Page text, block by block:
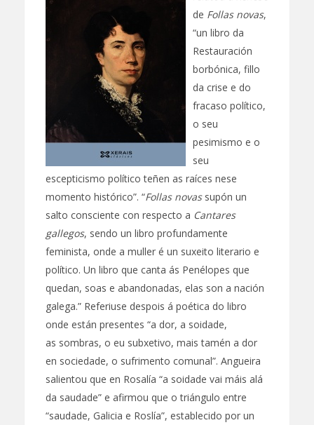
de Follas novas,
“un libro da
Restauración
borbónica, fillo
da crise e do
fracaso político,
o seu
pesimismo e o
seu
escepticismo político teñen as raíces nese
momento histórico”. “Follas novassupón un
salto consciente con respecto a Cantares
gallegos, sendo un libro profundamente
feminista, onde a muller é un suxeito literario e
político. Un libro que canta ás Penélopes que
quedan, soas e abandonadas, elas son a nación
galega.” Referiuse despois á poética do libro
onde están presentes “a dor, a soidade,
as sombras, o eu subxetivo, mais tamén a dor
en sociedade, o sufrimento comunal”. Angueira
salientou que en Rosalía “a soidade vai máis alá
da saudade” e afirmou que o triángulo entre
“saudade, Galicia e Roslía”, establecido por un